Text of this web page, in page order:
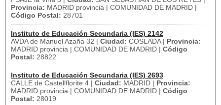
Provincia: MADRID provincia | COMUNIDAD DE MADRID |
Código Postal: 28701
Instituto de Educación Secundaria (IES) 2142
AVDA de Manuel Azaña 32 | Ciudad: COSLADA | Provincia:
MADRID provincia | COMUNIDAD DE MADRID | Código
Postal: 28822
Instituto de Educación Secundaria (IES) 2693
CALLE de Castellflorite 4 | Ciudad: MADRID | Provincia:
MADRID provincia | COMUNIDAD DE MADRID | Código
Postal: 28019